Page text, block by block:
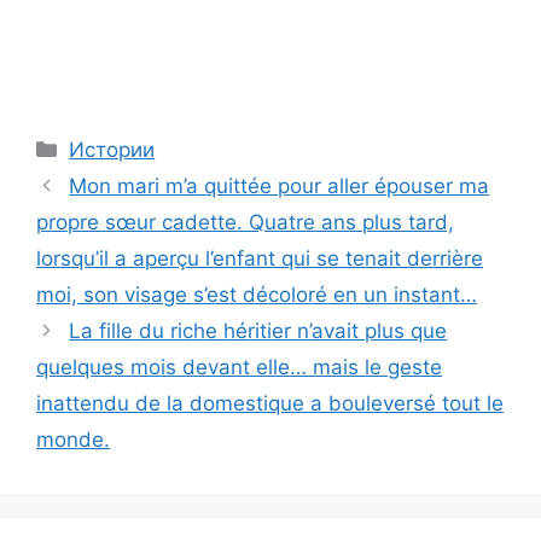
Categories
Истории
Mon mari m’a quittée pour aller épouser ma
propre sœur cadette. Quatre ans plus tard,
lorsqu’il a aperçu l’enfant qui se tenait derrière
moi, son visage s’est décoloré en un instant…
La fille du riche héritier n’avait plus que
quelques mois devant elle… mais le geste
inattendu de la domestique a bouleversé tout le
monde.